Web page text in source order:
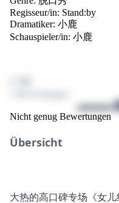
Regisseur/in: Stand:by
Dramatiker: 小鹿
Schauspieler/in: 小鹿
Nicht genug Bewertungen
Übersicht
大热的高口碑专场《女